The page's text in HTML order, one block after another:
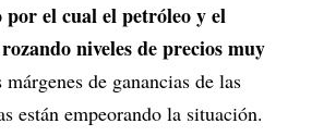
por el cual el petróleo y el
niveles de precios muy
de ganancias de las
están empeorando la situación.